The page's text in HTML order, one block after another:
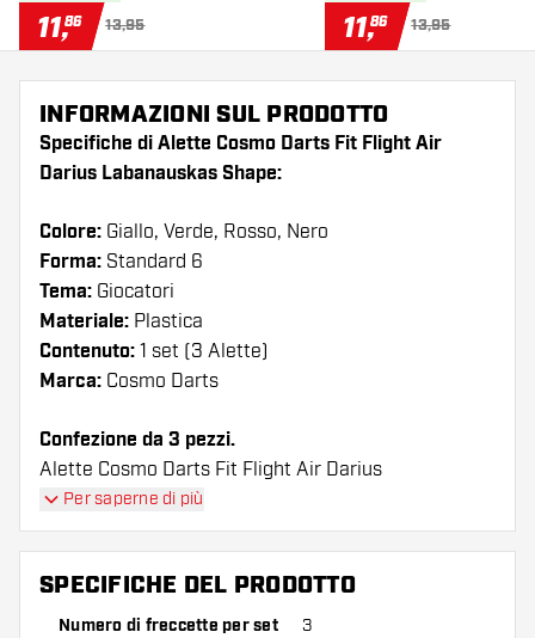
11,86 13,95 11,86 13,95
INFORMAZIONI SUL PRODOTTO
Specifiche di Alette Cosmo Darts Fit Flight Air
Darius Labanauskas Shape:
Colore: Giallo, Verde, Rosso, Nero
Forma: Standard 6
Tema: Giocatori
Materiale: Plastica
Contenuto: 1 set (3 Alette)
Marca: Cosmo Darts
Confezione da 3 pezzi.
Alette Cosmo Darts Fit Flight Air Darius
Labanauskas Shape I voli hanno una lunga durata.
Queste alette possono essere utilizzate solo con
astine Cosmo Fit.
Suggerimento di Dartshopper!
Per saperne di più
SPECIFICHE DEL PRODOTTO
Numero di freccette per set 3